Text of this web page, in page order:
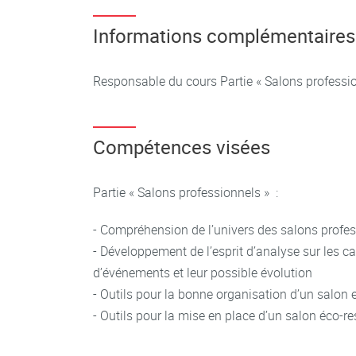
Partie « Salons professionnels » :
- Présentation de différents types
- Etude de cas d’un salon professionnel
- Présentations de différents salons étudiés par
succès / échec d’un salon professionnel
- Impact de la crise sanitaire sur les salons
- Eléments budgétaires pour la participation à
- Organisation d’un salon de façon éco-
Informations complémentaires
Responsable du cours Partie « Salons
Compétences visées
Partie « Salons professionnels » :
- Compréhension de l’univers des salons
- Développement de l’esprit d’analyse sur les
d’événements et leur possible évolution
- Outils pour la bonne organisation d’un salon
- Outils pour la mise en place d’un salon éco-